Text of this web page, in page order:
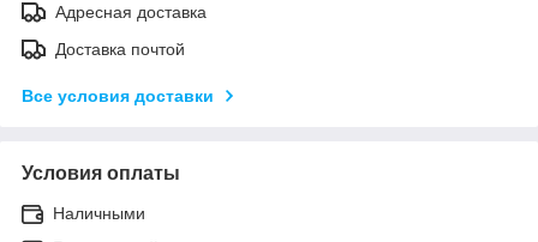
Адресная доставка
Доставка почтой
Все условия доставки
Условия оплаты
Наличными